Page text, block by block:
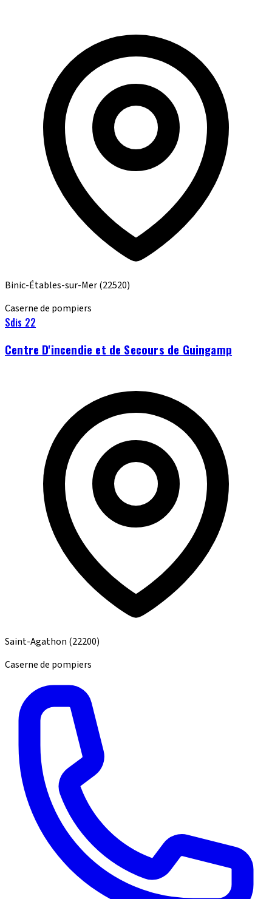
Binic-Étables-sur-Mer(22520)
Caserne de pompiers
Sdis 22
Centre D'incendie et de Secours de Guingamp
Saint-Agathon (22200)
Caserne de pompiers